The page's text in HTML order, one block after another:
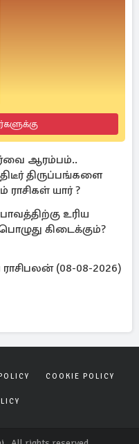
ஆரம்பம்..
திருப்பங்களை
ராசிகள் யார் ?
உரிய
கிடைக்கும்?
(08-08-2026)
COOKIE POLICY